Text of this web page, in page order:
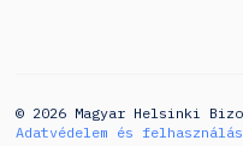
© 2026 Magyar Helsinki
Adatvédelem és